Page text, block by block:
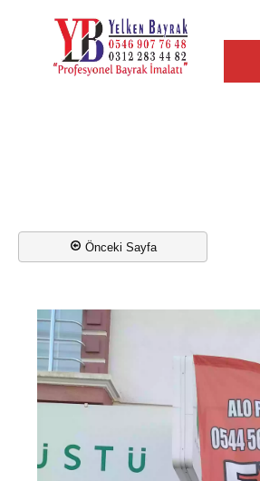
Önceki Sayfa